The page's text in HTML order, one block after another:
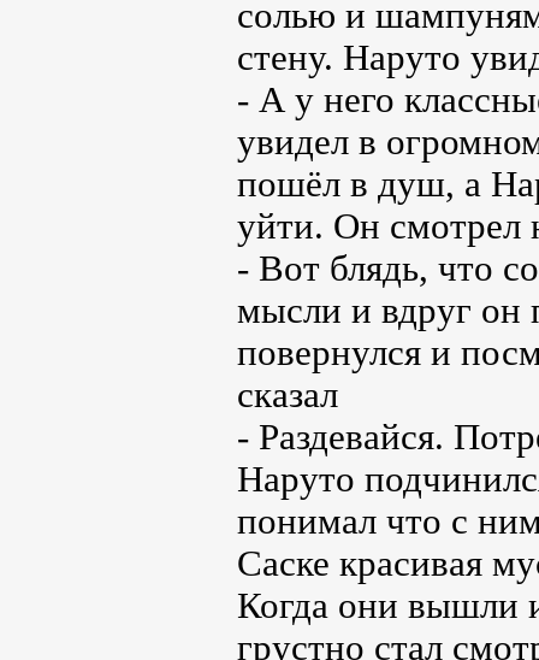
солью и
стену. Наруто
- А у него
увидел в
пошёл в душ, а
уйти. Он смотрел
- Вот блядь, что
мысли и вдруг он
повернулся и
сказал
- Раздевайся.
Наруто
понимал что с
Саске красивая
Когда они вышли
грустно стал